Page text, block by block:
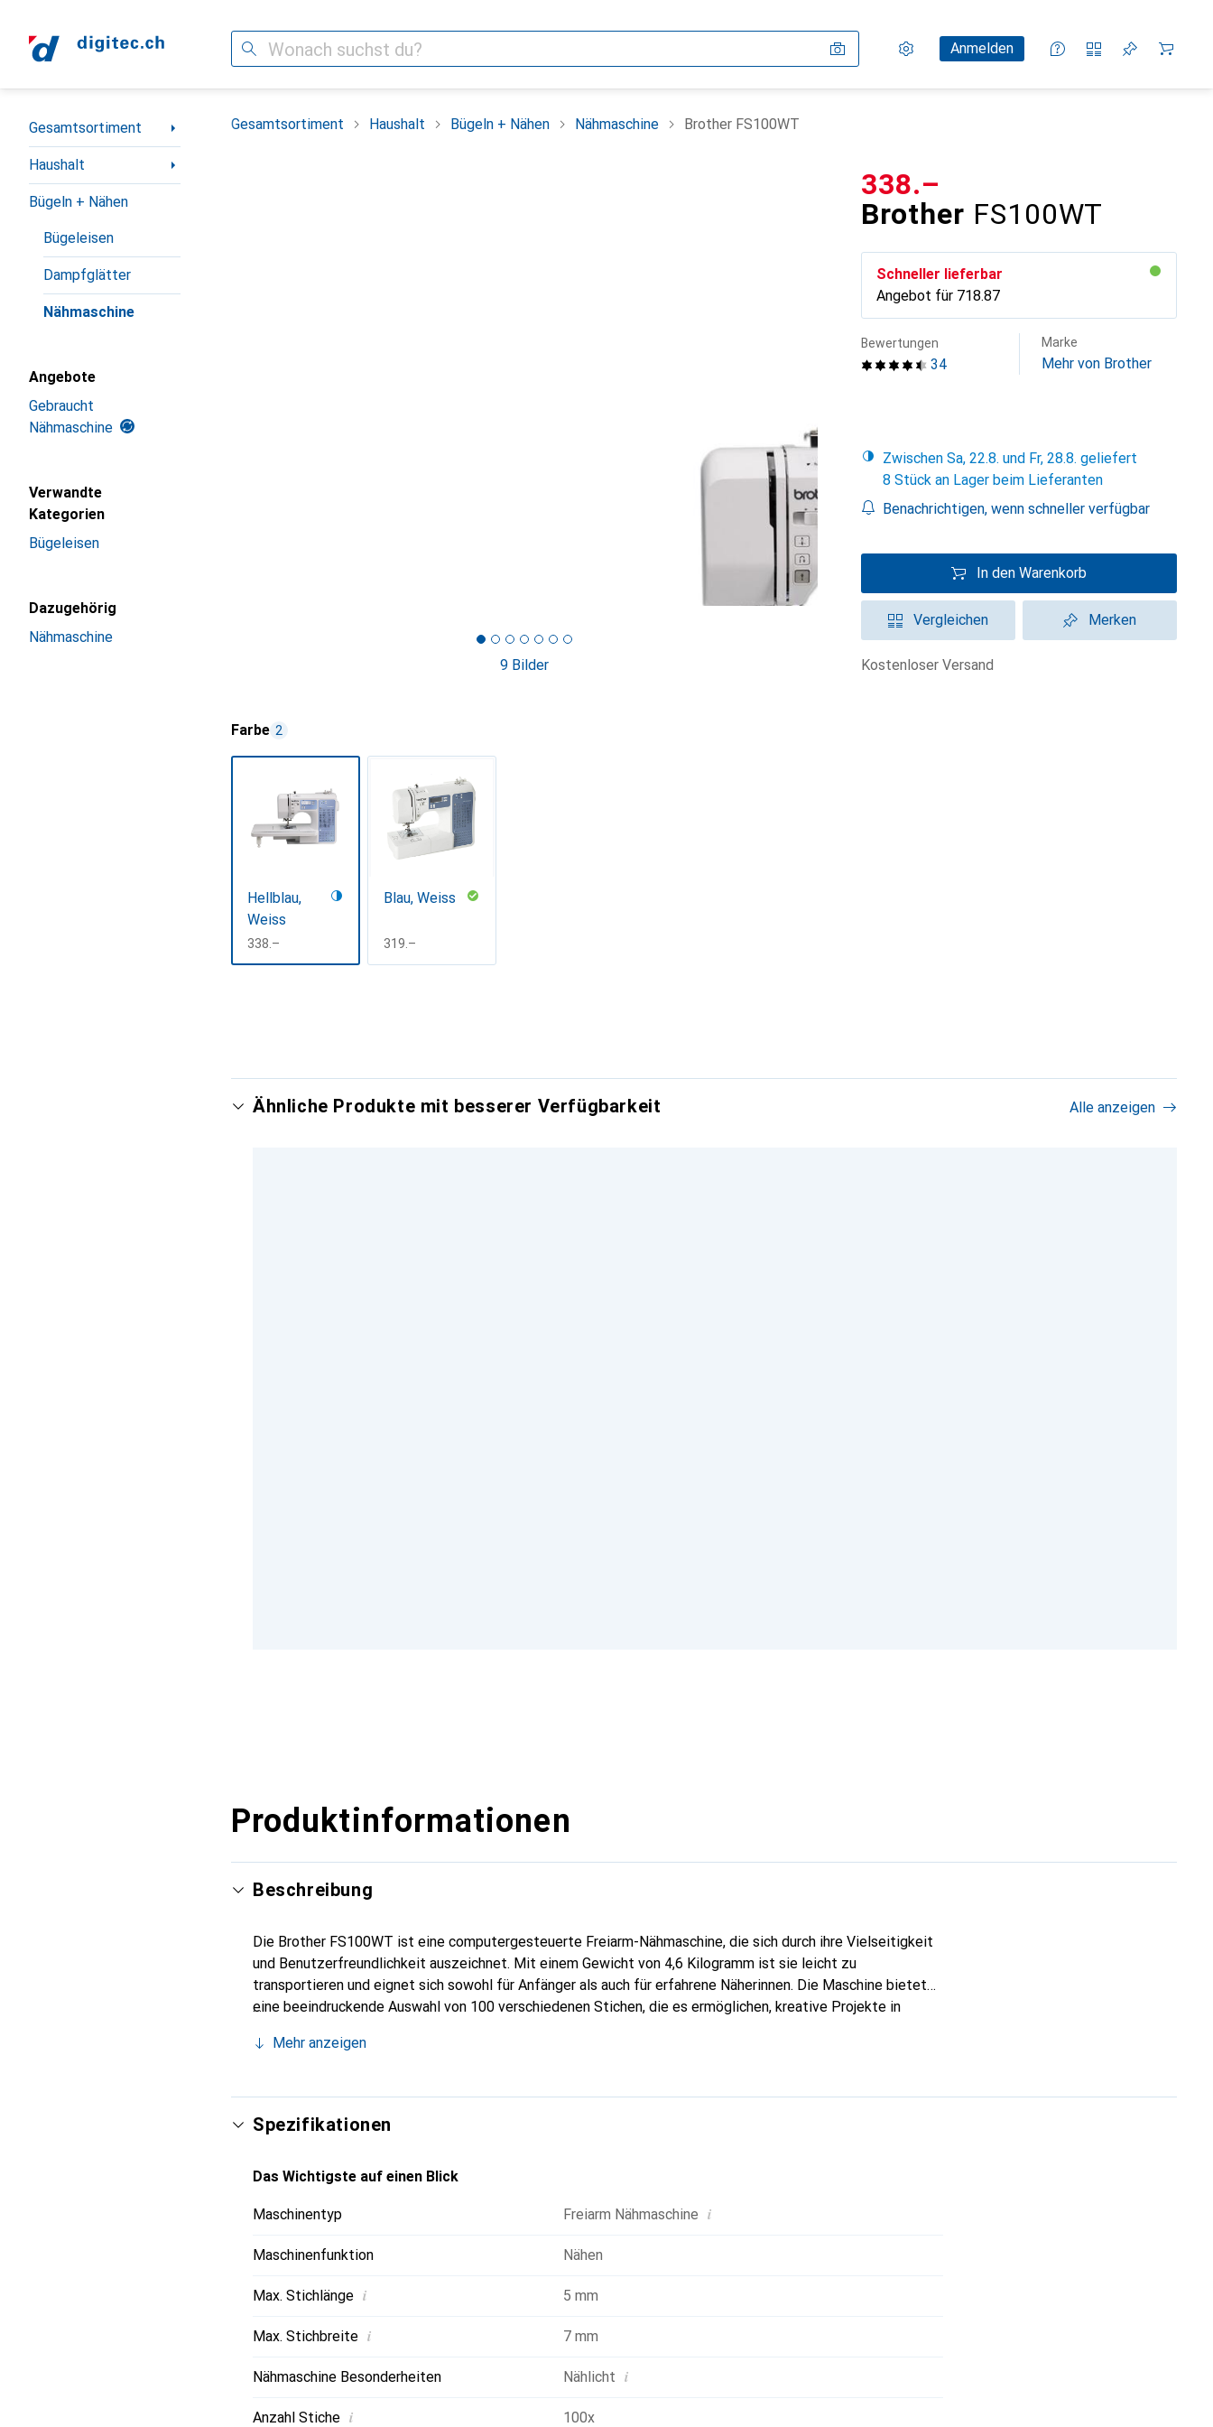
Suche Einstellungen
KundenkontoAnmelden
Vergleichslisten
Merklisten
Warenkorb
Navigation nach Kategorien
Gesamtsortiment
Haushalt
Bügeln + Nähen
Bügeleisen
Dampfglätter
Nähmaschine
Angebote
Gebraucht
Nähmaschine
Verwandte
Kategorien
Bügeleisen
Dazugehörig
Nähmaschine
Gesamtsortiment Haushalt Bügeln + Nähen Nähmaschine Brother FS100WT
9 Bilder
Brother FS100WT
CHF
338.–
Schneller lieferbar
Angebot für CHF
718.87
34
Bewertungen Marke
Mehr von Brother
Zwischen Sa, 22.8. und Fr, 28.8. geliefert
8 Stück an Lager beim Lieferanten
Benachrichtigen, wenn schneller verfügbar
In den Warenkorb
Vergleichen Merken
kostenloser Versand
Farbe 2
Hellblau,
Weiss
CHF
338.–
Blau, Weiss
CHF
319.–
Ähnliche Produkte mit besserer Verfügbarkeit Alle anzeigen
Produktinformationen
Beschreibung
Die Brother FS100WT ist eine computergesteuerte Freiarm-Nähmaschine, die sich durch ihre Vielseitigkeit
und Benutzerfreundlichkeit auszeichnet. Mit einem Gewicht von 4,6 Kilogramm ist sie leicht zu
transportieren und eignet sich sowohl für Anfänger als auch für erfahrene Näherinnen. Die Maschine bietet
eine beeindruckende Auswahl von 100 verschiedenen Stichen, die es ermöglichen, kreative Projekte in
Stichbreite von 7 Millimetern bieten zusätzliche Flexibilität bei der Gestaltung von Näharbeiten. Die
Nähen komfortabler machen. Zudem wird die Maschine mit einer Vielzahl von Zubehörteilen geliefert,
darunter verschiedene Nähfüsse und ein Verlängerungstisch, um die Nutzung zu optimieren.
Mehr anzeigen
Spezifikationen
Das Wichtigste auf einen Blick
Maschinentyp Freiarm Nähmaschine i
Maschinenfunktion Nähen
Max. Stichlänge i 5 mm
Max. Stichbreite i 7 mm
Nähmaschine Besonderheiten Nählicht i
Anzahl Stiche i 100x